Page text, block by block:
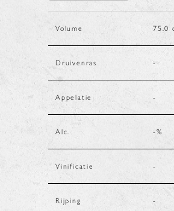
Volume 75.0
Druivenras -
Appelatie -
Alc. -%
Vinificatie -
Rijping -